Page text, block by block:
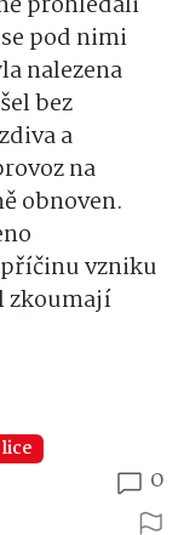
pod nimi
nalezena
bez
a
na
obnoven.
vzniku
zkoumají
0